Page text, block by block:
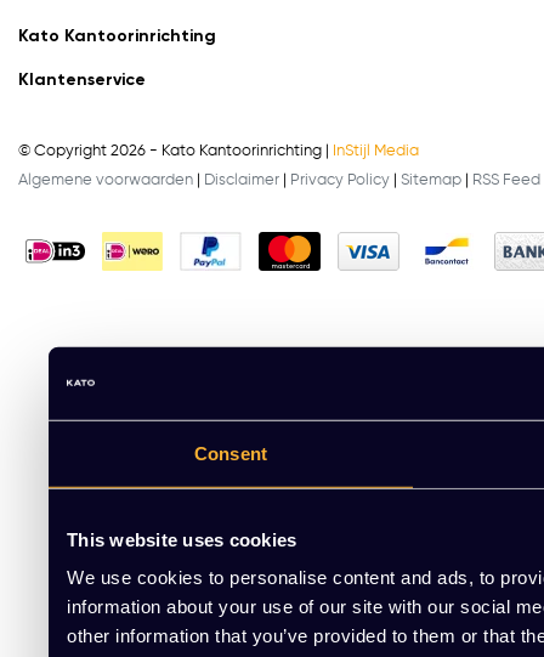
Consent
This website uses cookies
We use cookies to personalise content and ads, to
information about your use of our site with our social
other information that you’ve provided to them or that
Kato Kantoorinrichting
Klantenservice
© Copyright 2026 - Kato Kantoorinrichting |
InStijl Media
Algemene voorwaarden
Disclaimer Privacy Policy Sitemap RSS Feed